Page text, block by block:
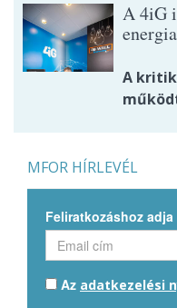
A 4iG
A
MFOR HÍRLEVÉL
Feliratkozáshoz
Az adatkezelési